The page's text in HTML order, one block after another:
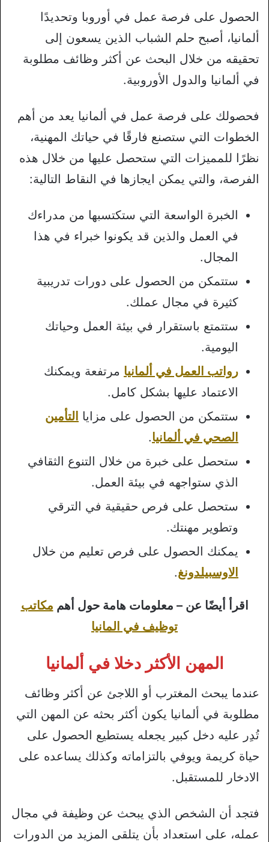
الحصول على فرصة عمل في أوروبا وتحديدًا
ألمانيا، أصبح حلم الشباب الذين يسعون إلى
تحقيقه من خلال البحث عن أكثر وظائف مطلوبة
في ألمانيا والدول الأوروبية.
فحصولك على فرصة عمل في ألمانيا يعد من أهم
الخطوات التي ستصنع فارقًا في حياتك المهنية،
نظرًا للمميزات التي ستحصل عليها من خلال هذه
الفرصة، والتي يمكن ايجازها في النقاط التالية:
الخبرة الواسعة التي ستكتسبها من مدراءك
في العمل والذين قد يكونوا خبراء في هذا
المجال.
ستتمكن من الحصول على دورات تدريبية
كثيرة في مجال عملك.
ستتمتع باستقرار في بيئة العمل وحياتك
اليومية.
رواتب العمل في ألمانيا مرتفعة ويمكنك
الاعتماد عليها بشكل كامل.
ستتمكن من الحصول على مزايا التأمين
الصحي في ألمانيا.
ستحصل على خبرة من خلال التنوع الثقافي
الذي ستواجهه في بيئة العمل.
ستحصل على فرص حقيقية في الترقي
وتطوير مهنتك.
يمكنك الحصول على فرص تعليم من خلال
الاوسبيلدونغ.
اقرأ أيضًا عن – معلومات هامة حول أهم مكاتب
توظيف في المانيا
المهن الأكثر دخلا في ألمانيا
عندما يبحث المغترب أو اللاجئ عن أكثر وظائف
مطلوبة في ألمانيا يكون أكثر بحثه عن المهن التي
تُدِر عليه دخل كبير يجعله يستطيع الحصول على
حياة كريمة ويوفي بالتزاماته وكذلك يساعده على
الادخار للمستقبل.
فتجد أن الشخص الذي يبحث عن وظيفة في مجال
عمله، على استعداد بأن يتلقى المزيد من الدورات